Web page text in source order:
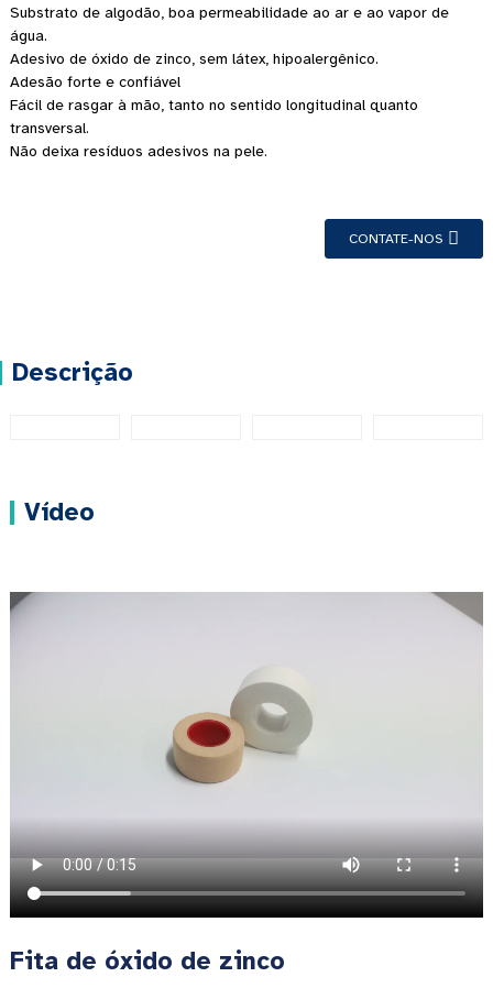
Substrato de algodão, boa permeabilidade ao ar e ao vapor de
água.
Adesivo de óxido de zinco, sem látex, hipoalergênico.
Adesão forte e confiável
Fácil de rasgar à mão, tanto no sentido longitudinal quanto
transversal.
Não deixa resíduos adesivos na pele.
CONTATE-NOS
Descrição
Vídeo
Fita de óxido de zinco